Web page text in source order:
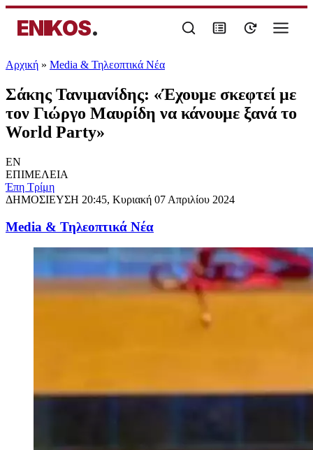
ENIKOS.
Αρχική » Media & Τηλεοπτικά Νέα
Σάκης Τανιμανίδης: «Έχουμε σκεφτεί με
τον Γιώργο Μαυρίδη να κάνουμε ξανά το
World Party»
EN
ΕΠΙΜΕΛΕΙΑ
Έπη Τρίμη
ΔΗΜΟΣΙΕΥΣΗ 20:45, Κυριακή 07 Απριλίου 2024
Media & Τηλεοπτικά Νέα